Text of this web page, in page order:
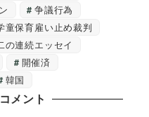
争議行為
童保育雇い止め裁判
の連続エッセイ
開催済
韓国
メント